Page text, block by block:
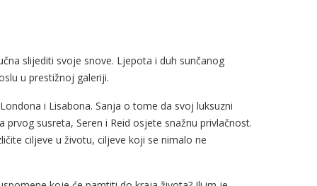
slijediti svoje snove. Ljepota i duh sunčanog
u prestižnoj galeriji.
i Lisabona. Sanja o tome da svoj luksuzni
susreta, Seren i Reid osjete snažnu privlačnost.
ciljeve u životu, ciljeve koji se nimalo ne